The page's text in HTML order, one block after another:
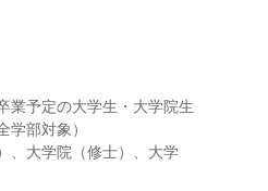
業予定の大学生・大学院生
部対象）
、大学院（修士）、大学